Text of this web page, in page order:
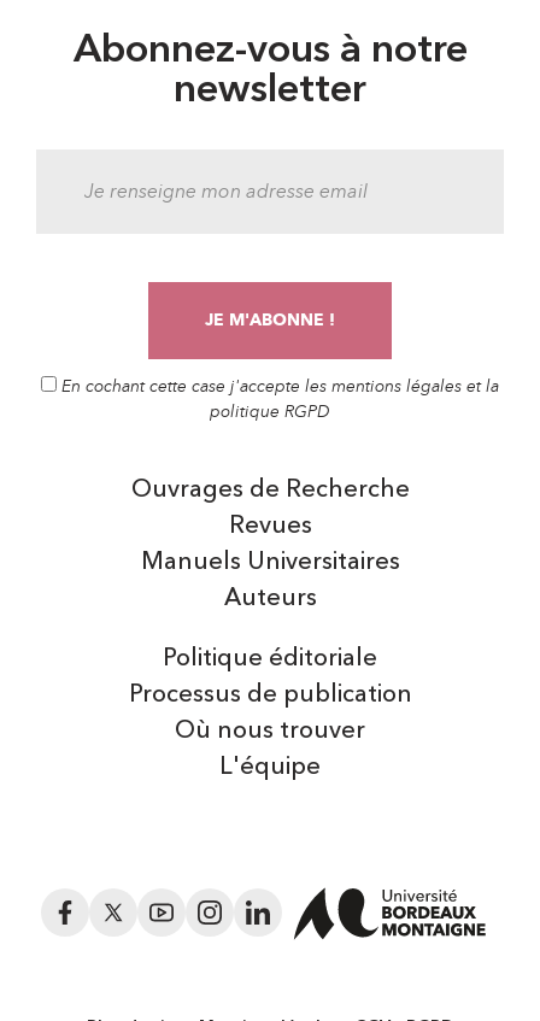
Abonnez-vous à notre
newsletter
En cochant cette case j'accepte les mentions légales et la
politique RGPD
Auteurs
Manuels Universitaires
Ouvrages de Recherche
Revues
Politique éditoriale
Processus de publication
Où nous trouver
L'équipe
Facebook
Twitter YouTubeInstagramLinkedIn